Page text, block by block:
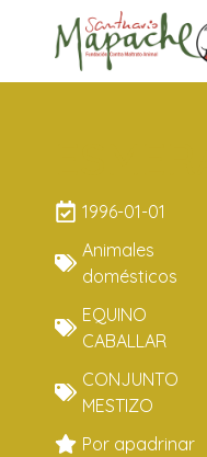
1996-01-01
Animales
domésticos
EQUINO
CABALLAR
CONJUNTO
MESTIZO
Por apadrinar